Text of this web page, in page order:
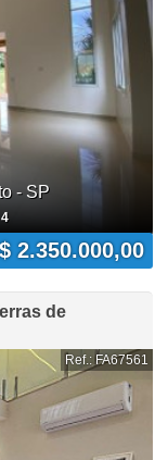
- SP
4
2.350.000,00
de
Ref.: FA67561